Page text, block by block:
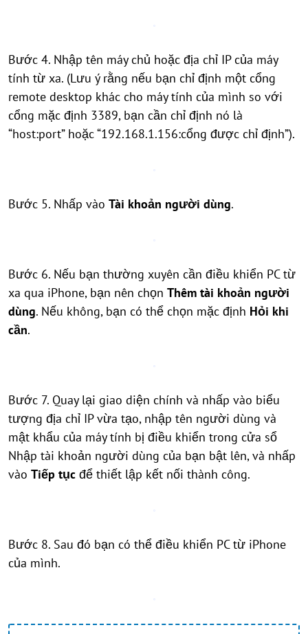
Bước 4. Nhập tên máy chủ hoặc địa chỉ IP của máy
tính từ xa. (Lưu ý rằng nếu bạn chỉ định một cổng
remote desktop khác cho máy tính của mình so với
cổng mặc định 3389, bạn cần chỉ định nó là
“host:port” hoặc “192.168.1.156:cổng được chỉ định”).
Bước 5. Nhấp vào Tài khoản người dùng.
Bước 6. Nếu bạn thường xuyên cần điều khiển PC từ
xa qua iPhone, bạn nên chọn Thêm tài khoản người
dùng. Nếu không, bạn có thể chọn mặc định Hỏi khi
cần.
Bước 7. Quay lại giao diện chính và nhấp vào biểu
tượng địa chỉ IP vừa tạo, nhập tên người dùng và
mật khẩu của máy tính bị điều khiển trong cửa sổ
Nhập tài khoản người dùng của bạn bật lên, và nhấp
vào Tiếp tục để thiết lập kết nối thành công.
Bước 8. Sau đó bạn có thể điều khiển PC từ iPhone
của mình.